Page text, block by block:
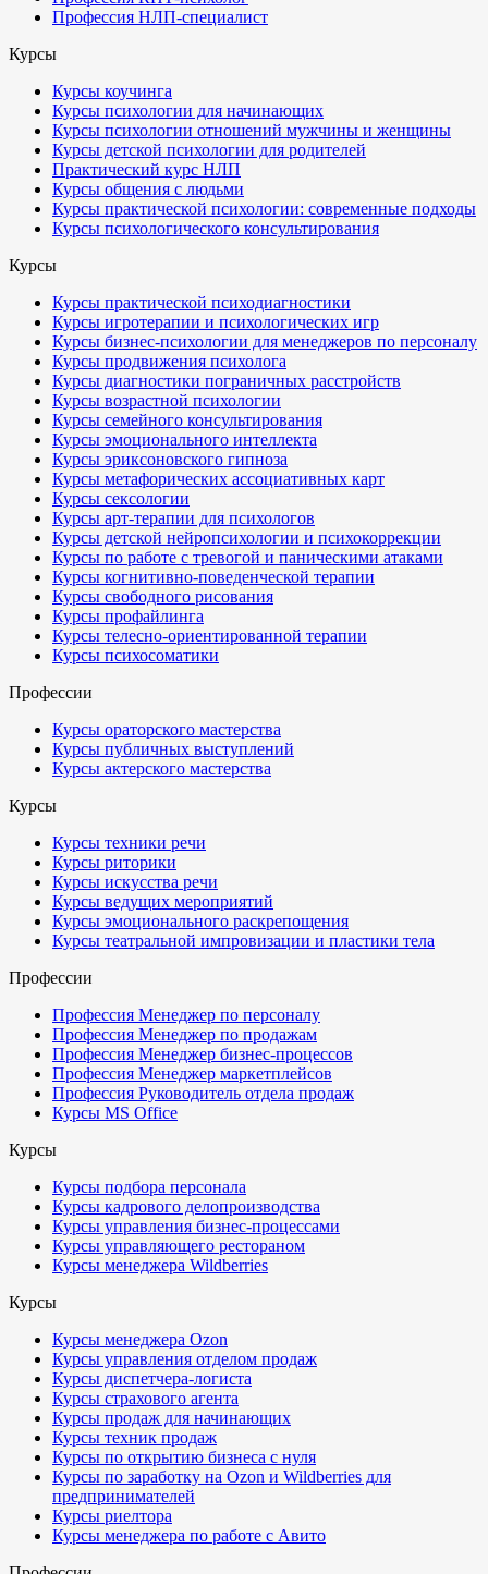
Профессия НЛП-специалист
Курсы
Курсы коучинга
Курсы психологии для начинающих
Курсы психологии отношений мужчины и женщины
Курсы детской психологии для родителей
Практический курс НЛП
Курсы общения с людьми
Курсы практической психологии: современные подходы
Курсы психологического консультирования
Курсы
Курсы практической психодиагностики
Курсы игротерапии и психологических игр
Курсы бизнес-психологии для менеджеров по персоналу
Курсы продвижения психолога
Курсы диагностики пограничных расстройств
Курсы возрастной психологии
Курсы семейного консультирования
Курсы эмоционального интеллекта
Курсы эриксоновского гипноза
Курсы метафорических ассоциативных карт
Курсы сексологии
Курсы арт-терапии для психологов
Курсы детской нейропсихологии и психокоррекции
Курсы по работе с тревогой и паническими атаками
Курсы когнитивно-поведенческой терапии
Курсы свободного рисования
Курсы профайлинга
Курсы телесно-ориентированной терапии
Курсы психосоматики
Профессии
Курсы ораторского мастерства
Курсы публичных выступлений
Курсы актерского мастерства
Курсы
Курсы техники речи
Курсы риторики
Курсы искусства речи
Курсы ведущих мероприятий
Курсы эмоционального раскрепощения
Курсы театральной импровизации и пластики тела
Профессии
Профессия Менеджер по персоналу
Профессия Менеджер по продажам
Профессия Менеджер бизнес-процессов
Профессия Менеджер маркетплейсов
Профессия Руководитель отдела продаж
Курсы MS Office
Курсы
Курсы подбора персонала
Курсы кадрового делопроизводства
Курсы управления бизнес-процессами
Курсы управляющего рестораном
Курсы менеджера Wildberries
Курсы
Курсы менеджера Ozon
Курсы управления отделом продаж
Курсы диспетчера-логиста
Курсы страхового агента
Курсы продаж для начинающих
Курсы техник продаж
Курсы по открытию бизнеса с нуля
Курсы по заработку на Ozon и Wildberries для
предпринимателей
Курсы риелтора
Курсы менеджера по работе с Авито